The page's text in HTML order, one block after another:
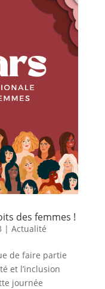
des femmes !
| Actualité
de faire partie
et l’inclusion
journée